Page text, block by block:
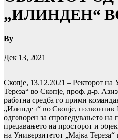
„ИЛИНДЕН“
By
Дек 13, 2021
Скопје, 13.12.2021 – Ректорот на
Тереза“ во Скопје, проф. д-р.
работна средба го прими
„Илинден“ во Скопје,
одговорен за спроведувањето на
предавањето на просторот и
на Универзитетот „Мајка Тереза“